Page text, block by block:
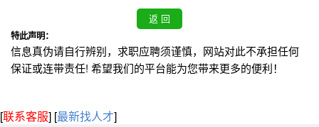
特此声明：
信息真伪请自行辨别，求职应聘须谨慎，网站对此不承担任何
保证或连带责任! 希望我们的平台能为您带来更多的便利！
[联系客服] [最新找人才]